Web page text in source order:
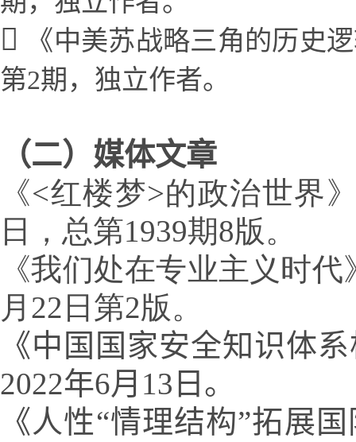
《中美苏战略三角的历史
第2期，独立作者。
（二）媒体文章
《<红楼梦>的政治世界
日，总第1939期8版。
《我们处在专业主义时代
月22日第2版。
《中国国家安全知识体
2022年6月13日 。
《人性“情理结构”拓展